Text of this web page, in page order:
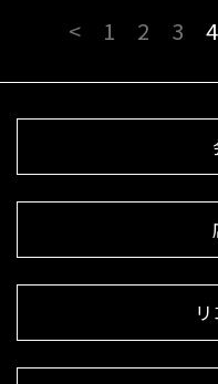
< 1 2 3 4